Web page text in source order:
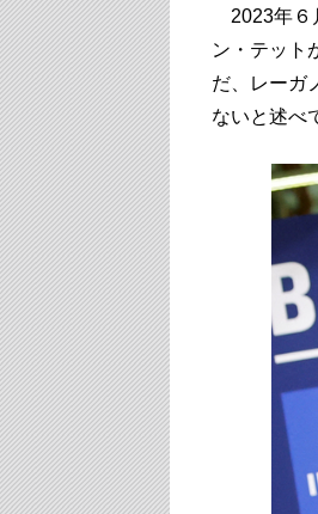
2023年６
ン・テット
だ、レーガ
ないと述べ